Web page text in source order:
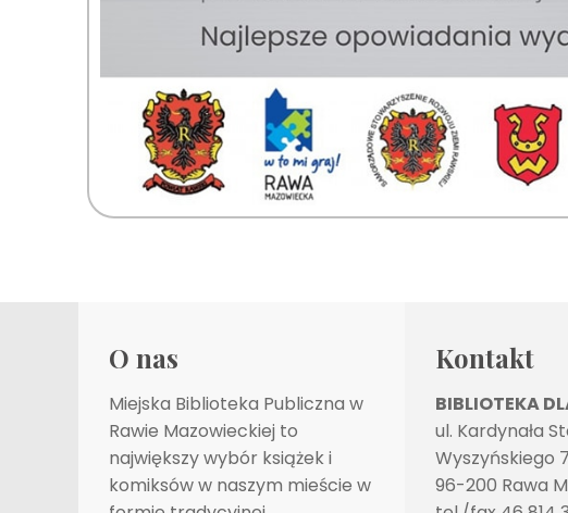
O nas
Miejska Biblioteka Publiczna w
Rawie Mazowieckiej to
największy wybór książek i
komiksów w naszym mieście w
Kontakt
BIBLIOTEKA
ul. Kardynała
Wyszyńskiego 7
96-200 Rawa